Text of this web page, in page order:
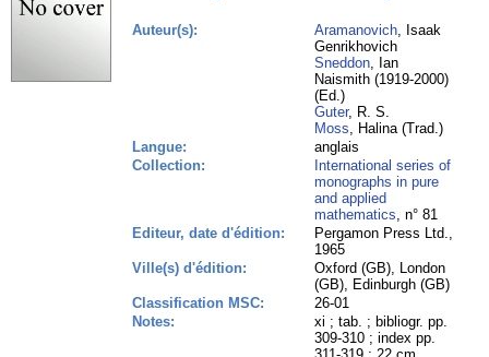
Auteur(s): Aramanovich, Isaak
Genrikhovich
Sneddon, Ian
Naismith (1919-2000)
(Ed.)
Guter, R. S.
Moss, Halina (Trad.)
Langue:
anglais
Collection:
International series of
monographs in pure
and applied
mathematics, n° 81
Editeur, date d'édition:
Pergamon Press Ltd.,
1965
Ville(s) d'édition:
Oxford (GB), London
(GB), Edinburgh (GB)
Classification MSC:
26-01
Notes:
xi ; tab. ; bibliogr. pp.
309-310 ; index pp.